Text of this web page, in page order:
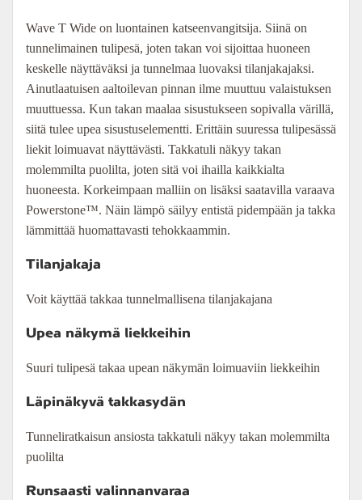
hinta
oli:
9
000,00 €.
hinta
on:
8
100,00 €.
Wave T Wide on luontainen katseenvangitsija. Siinä on
tunnelimainen tulipesä, joten takan voi sijoittaa huoneen
keskelle näyttäväksi ja tunnelmaa luovaksi tilanjakajaksi.
Ainutlaatuisen aaltoilevan pinnan ilme muuttuu valaistuksen
muuttuessa. Kun takan maalaa sisustukseen sopivalla värillä,
siitä tulee upea sisustuselementti. Erittäin suuressa tulipesässä
liekit loimuavat näyttävästi. Takkatuli näkyy takan
molemmilta puolilta, joten sitä voi ihailla kaikkialta
huoneesta. Korkeimpaan malliin on lisäksi saatavilla varaava
Powerstone™. Näin lämpö säilyy entistä pidempään ja takka
lämmittää huomattavasti tehokkaammin.
Tilanjakaja
Voit käyttää takkaa tunnelmallisena tilanjakajana
Upea näkymä liekkeihin
Suuri tulipesä takaa upean näkymän loimuaviin liekkeihin
Läpinäkyvä takkasydän
Tunneliratkaisun ansiosta takkatuli näkyy takan molemmilta
puolilta
Runsaasti valinnanvaraa